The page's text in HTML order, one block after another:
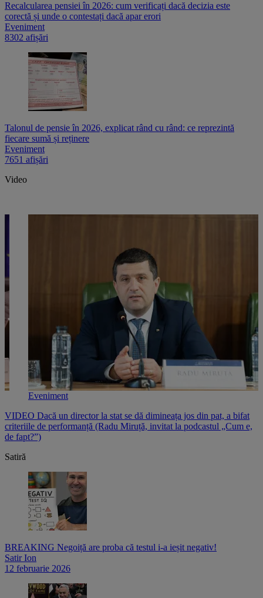
Recalcularea pensiei în 2026: cum verificați dacă decizia este
corectă și unde o contestați dacă apar erori
Eveniment
8302 afișări
Talonul de pensie în 2026, explicat rând cu rând: ce reprezintă
fiecare sumă și reținere
Eveniment
7651 afișări
Video
Eveniment
VIDEO Dacă un director la stat se dă dimineața jos din pat, a bifat
criteriile de performanță (Radu Miruță, invitat la podcastul „Cum e,
de fapt?”)
Satiră
BREAKING Negoiță are proba că testul i-a ieșit negativ!
Satir Ion
12 februarie 2026